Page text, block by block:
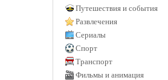
Путешествия и события
Развлечения
Сериалы
Спорт
Транспорт
Фильмы и анимация